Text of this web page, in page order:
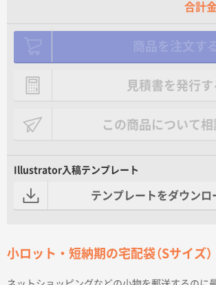
合計
見積書を発行す
この商品について相
Illustrator入稿テンプレート
テンプレートをダウンロ
小ロット・短納期の宅配袋（Sサイズ）